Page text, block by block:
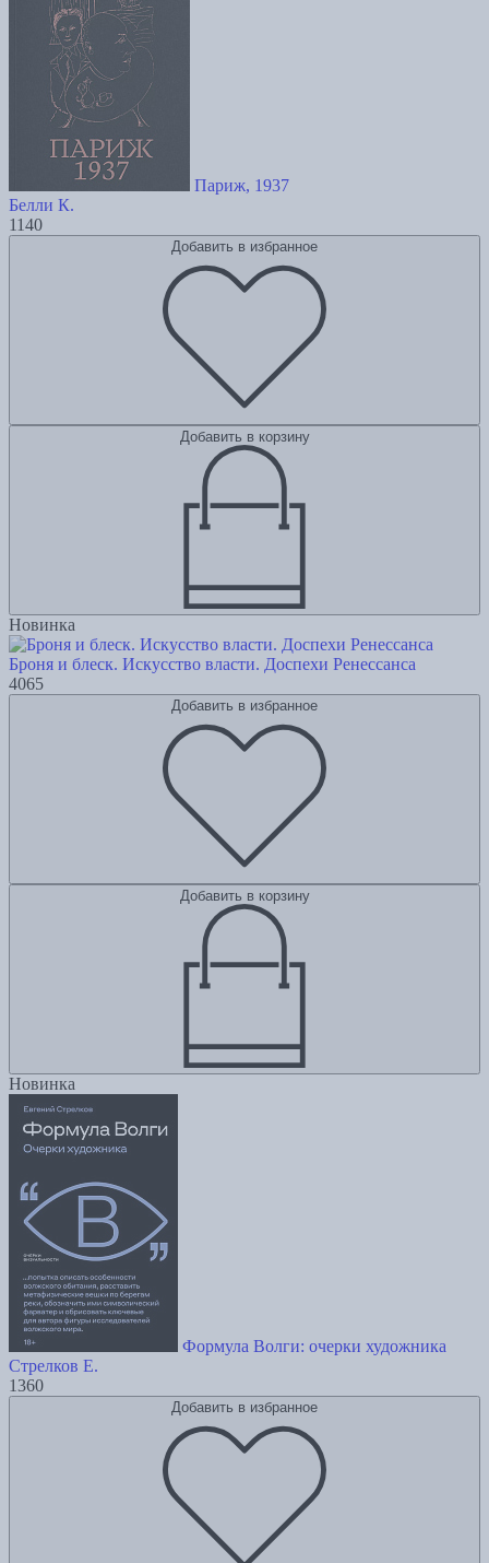
Париж, 1937
Белли К.
1140
Добавить в избранное
Добавить в корзину
Новинка
Броня и блеск. Искусство власти. Доспехи Ренессанса
4065
Добавить в избранное
Добавить в корзину
Новинка
Формула Волги: очерки художника
Стрелков Е.
1360
Добавить в избранное